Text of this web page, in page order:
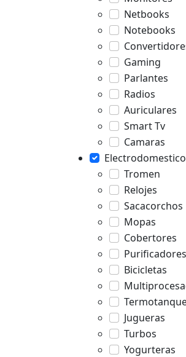
Netbooks
Notebooks
Gaming
Parlantes
Radios
Auriculares
Smart Tv
Camaras
Tromen
Relojes
Sacacorchos
Mopas
Cobertores
Purificadores
Bicicletas
Jugueras
Turbos
Yogurteras